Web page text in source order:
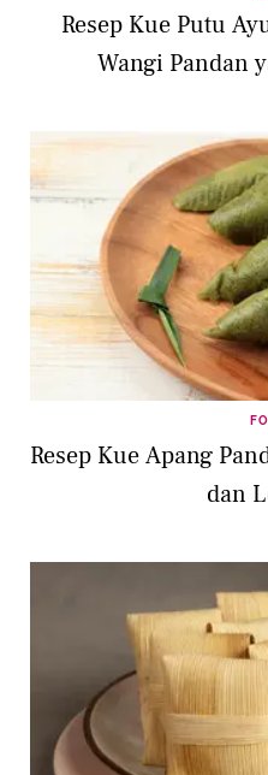
Resep Kue Putu
Wangi Pandan
Resep Kue Apang
dan